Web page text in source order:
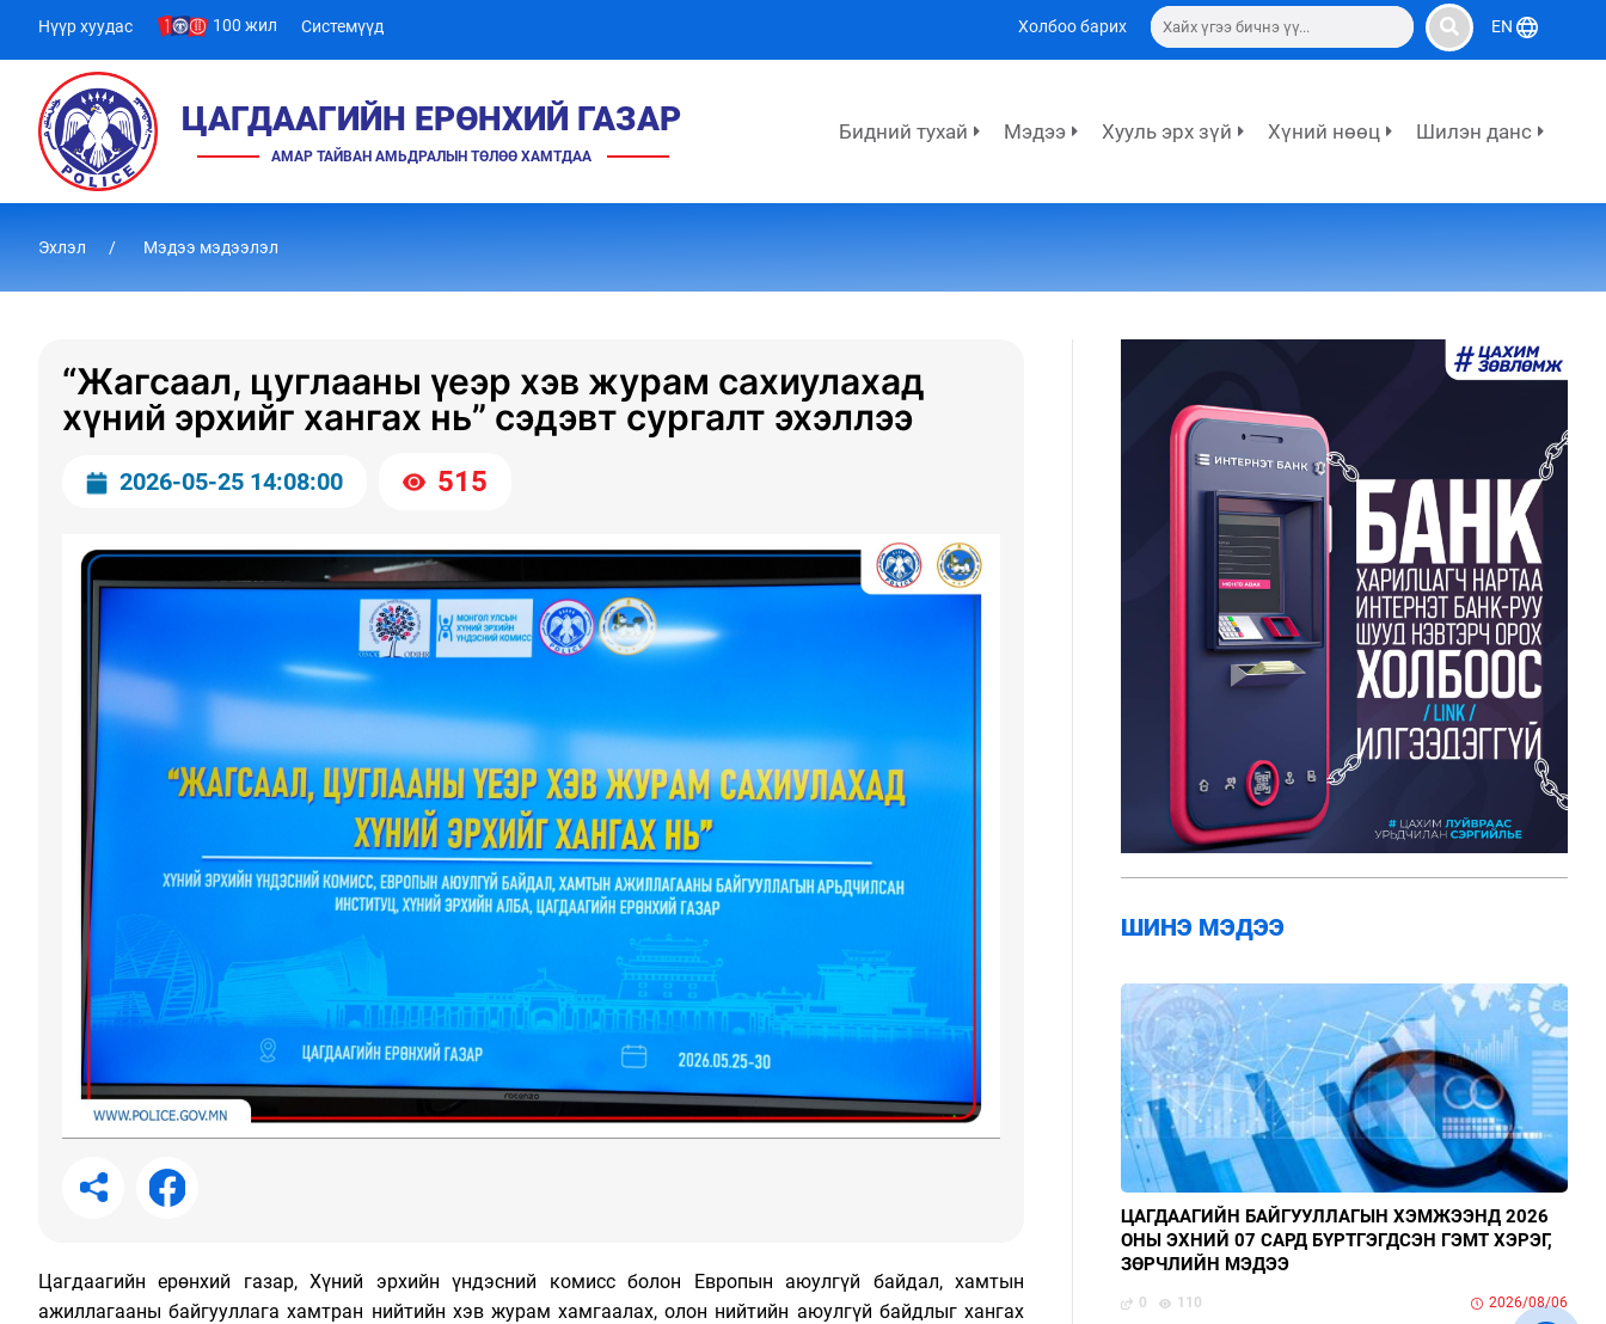
Нүүр хуудас 100 жил Системүүд Холбоо барих EN
ЦАГДААГИЙН ЕРӨНХИЙ ГАЗАР
АМАР ТАЙВАН АМЬДРАЛЫН ТӨЛӨӨ ХАМТДАА
Бидний тухай Мэдээ Хууль эрх зүй Хүний нөөц Шилэн данс
Эхлэл Мэдээ мэдээлэл
“Жагсаал, цуглааны үеэр хэв журам сахиулахад
хүний эрхийг хангах нь” сэдэвт сургалт эхэллээ
2026-05-25 14:08:00 515
Цагдаагийн ерөнхий газар, Хүний эрхийн үндэсний комисс болон Европын аюулгүй байдал, хамтын
ажиллагааны байгууллага хамтран нийтийн хэв журам хамгаалах, олон нийтийн аюулгүй байдлыг хангах
ШИНЭ МЭДЭЭ
ЦАГДААГИЙН БАЙГУУЛЛАГЫН ХЭМЖЭЭНД 2026
ОНЫ ЭХНИЙ 07 САРД БҮРТГЭГДСЭН ГЭМТ ХЭРЭГ,
ЗӨРЧЛИЙН МЭДЭЭ
0 110 2026/08/06